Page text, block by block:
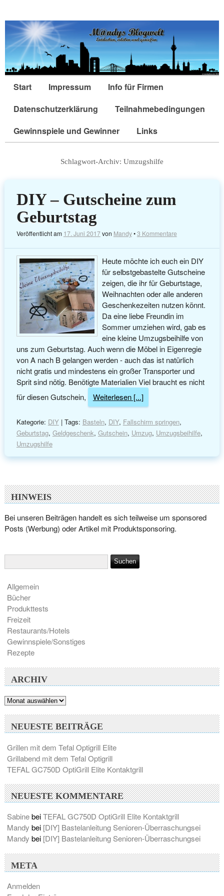
Start Impressum
Info für Firmen
Datenschutzerklärung
Teilnahmebedingungen
Gewinnspiele und Gewinner
Links
Schlagwort-Archiv: Umzugshilfe
DIY – Gutscheine zum
Geburtstag
Veröffentlicht am 17. Juni 2017von Mandy•3 Kommentare
Heute möchte ich euch ein DIY
für selbstgebastelte Gutscheine
zeigen, die ihr für Geburtstage,
Weihnachten oder alle anderen
Geschenkezeiten nutzen könnt.
Da eine liebe Freundin im
Sommer umziehen wird, gab es
eine kleine Umzugsbeihilfe von
uns zum Geburtstag. Auch wenn die Möbel in Eigenregie
von A nach B gelangen werden - auch das ist natürlich
nicht gratis und mindestens ein großer Transporter und
Sprit sind nötig. Benötigte Materialien Viel braucht es nicht
für diesen Gutschein,
Weiterlesen [...]
Kategorie: DIY| Tags: Basteln, DIY, Fallschirm springen,
Geburtstag, Geldgeschenk, Gutschein, Umzug, Umzugsbeihilfe,
Umzugshilfe
HINWEIS
Bei unseren Beiträgen handelt es sich teilweise um sponsored
Posts (Werbung) oder Artikel mit Produktsponsoring.
Allgemein
Bücher
Produkttests
Freizeit
Restaurants/Hotels
Gewinnspiele/Sonstiges
Rezepte
ARCHIV
Archiv
NEUESTE BEITRÄGE
Grillen mit dem Tefal Optigrill Elite
Grillabend mit dem Tefal Optigrill
TEFAL GC750D OptiGrill Elite Kontaktgrill
NEUESTE KOMMENTARE
SabinebeiTEFAL GC750D OptiGrill Elite Kontaktgrill
Mandy bei [DIY] Bastelanleitung Senioren-Überraschungsei
Mandy bei [DIY] Bastelanleitung Senioren-Überraschungsei
META
Anmelden